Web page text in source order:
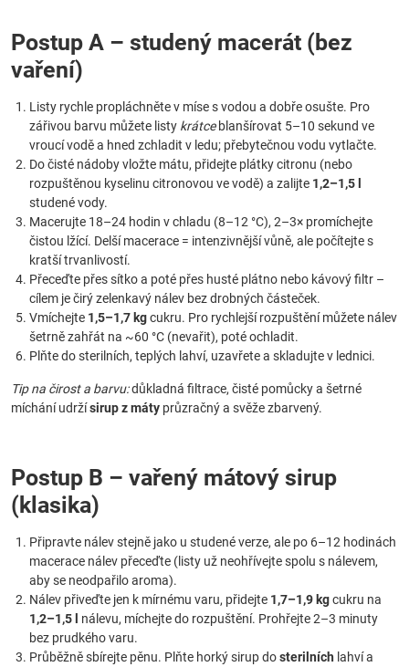
Postup A – studený macerát (bez
vaření)
Listy rychle propláchněte v míse s vodou a dobře osušte. Pro
zářivou barvu můžete listy krátceblanšírovat 5–10 sekund ve
vroucí vodě a hned zchladit v ledu; přebytečnou vodu vytlačte.
Do čisté nádoby vložte mátu, přidejte plátky citronu (nebo
rozpuštěnou kyselinu citronovou ve vodě) a zalijte 1,2–1,5 l
studené vody.
Macerujte 18–24 hodin v chladu (8–12 °C), 2–3× promíchejte
čistou lžící. Delší macerace = intenzivnější vůně, ale počítejte s
kratší trvanlivostí.
Přeceďte přes sítko a poté přes husté plátno nebo kávový filtr –
cílem je čirý zelenkavý nálev bez drobných částeček.
Vmíchejte 1,5–1,7 kgcukru. Pro rychlejší rozpuštění můžete nálev
šetrně zahřát na ~60 °C (nevařit), poté ochladit.
Plňte do sterilních, teplých lahví, uzavřete a skladujte v lednici.
Tip na čirost a barvu:důkladná filtrace, čisté pomůcky a šetrné
míchání udržísirup z máty průzračný a svěže zbarvený.
Postup B – vařený mátový sirup
(klasika)
Připravte nálev stejně jako u studené verze, ale po 6–12 hodinách
macerace nálev přeceďte (listy už neohřívejte spolu s nálevem,
aby se neodpařilo aroma).
Nálev přiveďte jen k mírnému varu, přidejte 1,7–1,9 kgcukru na
1,2–1,5 l
nálevu, míchejte do rozpuštění. Prohřejte 2–3 minuty
bez prudkého varu.
Průběžně sbírejte pěnu. Plňte horký sirup dosterilních lahví a